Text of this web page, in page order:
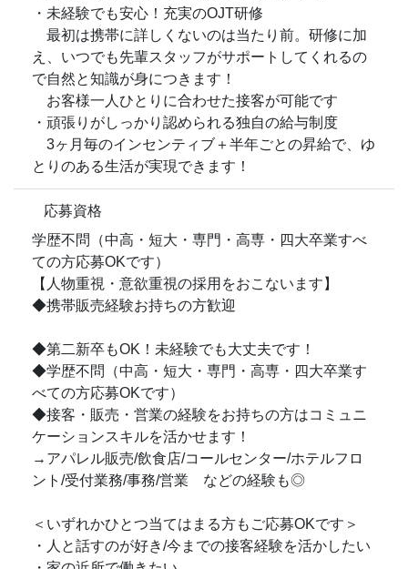
・未経験でも安心！充実のOJT研修
最初は携帯に詳しくないのは当たり前。研修に加
え、いつでも先輩スタッフがサポートしてくれるの
で自然と知識が身につきます！
お客様一人ひとりに合わせた接客が可能です
・頑張りがしっかり認められる独自の給与制度
3ヶ月毎のインセンティブ＋半年ごとの昇給で、ゆ
とりのある生活が実現できます！
応募資格
学歴不問（中高・短大・専門・高専・四大卒業すべ
ての方応募OKです）
【人物重視・意欲重視の採用をおこないます】
◆携帯販売経験お持ちの方歓迎
◆第二新卒もOK！未経験でも大丈夫です！
◆学歴不問（中高・短大・専門・高専・四大卒業す
べての方応募OKです）
◆接客・販売・営業の経験をお持ちの方はコミュニ
ケーションスキルを活かせます！
→アパレル販売/飲食店/コールセンター/ホテルフロ
ント/受付業務/事務/営業 などの経験も◎
＜いずれかひとつ当てはまる方もご応募OKです＞
・人と話すのが好き/今までの接客経験を活かしたい